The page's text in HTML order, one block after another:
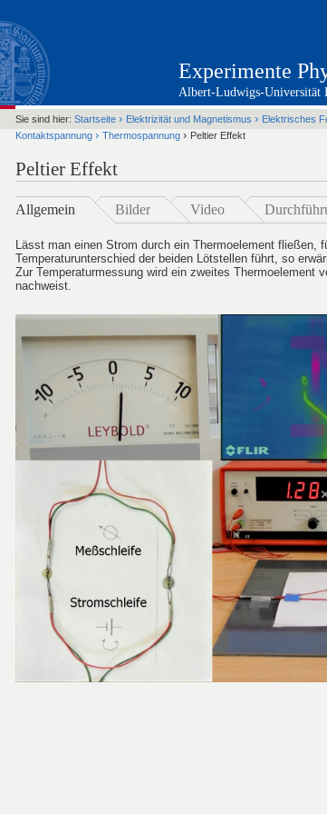
Übersicht / Sitemap
Mechanik der
Experimente
Albert-Ludwigs-Universität
Sie sind hier: Startseite › Elektrizität und Magnetismus › Elektrisches
Kontaktspannung › Thermospannung › Peltier Effekt
Peltier Effekt
Allgemein Bilder Video
Lässt man einen Strom durch ein Thermoelement fließen,
Temperaturunterschied der beiden Lötstellen führt, so
Zur Temperaturmessung wird ein zweites Thermoelement
nachweist.